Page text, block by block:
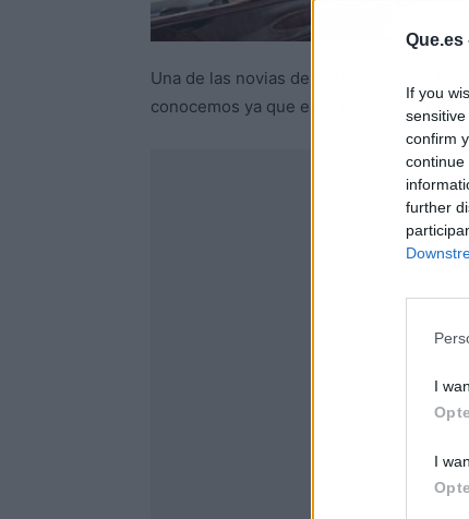
Que.es
If you
confirm
continue
further
I
I
Una de las novias de futbolistas más
conocemos ya que es la mujer de